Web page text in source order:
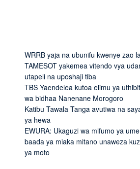
WRRB yaja na ubunifu kwenye zao
TAMESOT yakemea vitendo vya
utapeli na uposhaji tiba
TBS Yaendelea kutoa elimu ya
wa bidhaa Nanenane Morogoro
Katibu Tawala Tanga avutiwa na
ya hewa
EWURA: Ukaguzi wa mifumo ya
baada ya miaka mitano unaweza
ya moto